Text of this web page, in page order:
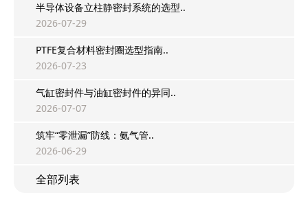
半导体设备立柱静密封系统的选型..
2026-07-29
PTFE复合材料密封圈选型指南..
2026-07-23
气缸密封件与油缸密封件的异同..
2026-07-07
筑牢“零泄漏”防线：氨气管..
2026-06-29
全部列表